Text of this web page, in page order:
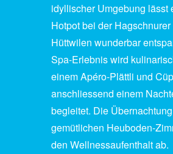
idyllischer Umgebung lässt
Hotpot bei der
Hüttwilen wunderbar
Spa-Erlebnis wird
einem Apéro-Plättli und
anschliessend einem
begleitet. Die
gemütlichen Heuboden-
den Wellnessaufenthalt ab.